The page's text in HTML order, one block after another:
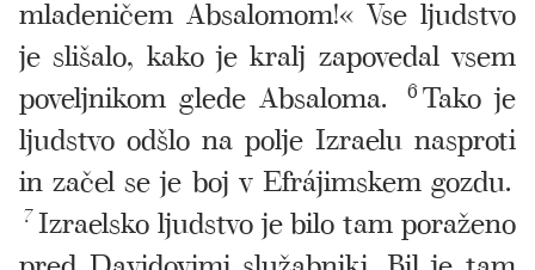
mladeničem Absalomom!« Vse ljudstvo
je slišalo, kako je kralj zapovedal vsem
poveljnikom glede Absaloma.
6 Tako je
ljudstvo odšlo na polje Izraelu nasproti
in začel se je boj v Efrájimskem gozdu.
7Izraelsko ljudstvo je bilo tam poraženo